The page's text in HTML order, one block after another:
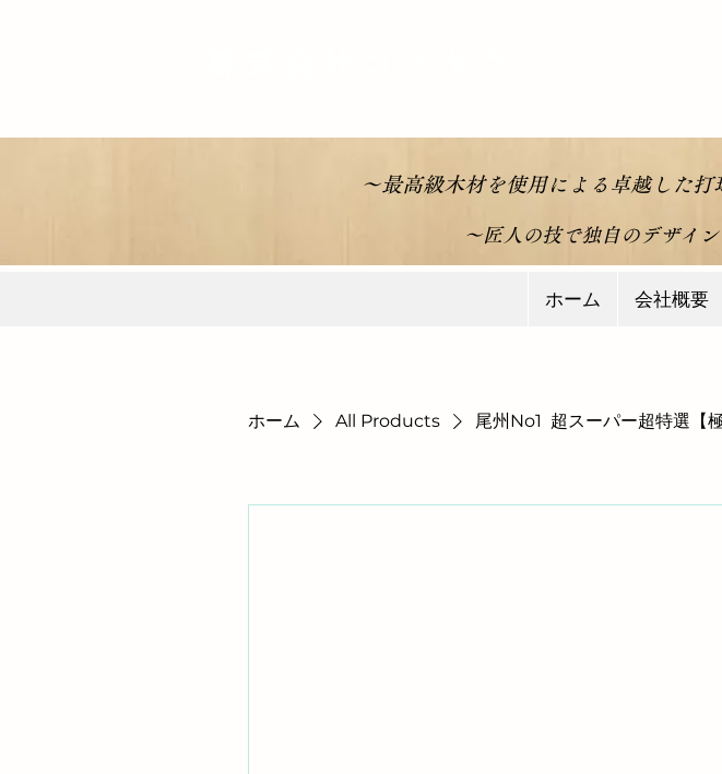
～最高級木材を使用による卓越した
～​匠人の技で独自のデザイ
ホーム 会社概要
ホーム All Products 尾州No1 超スーパー超特選【極